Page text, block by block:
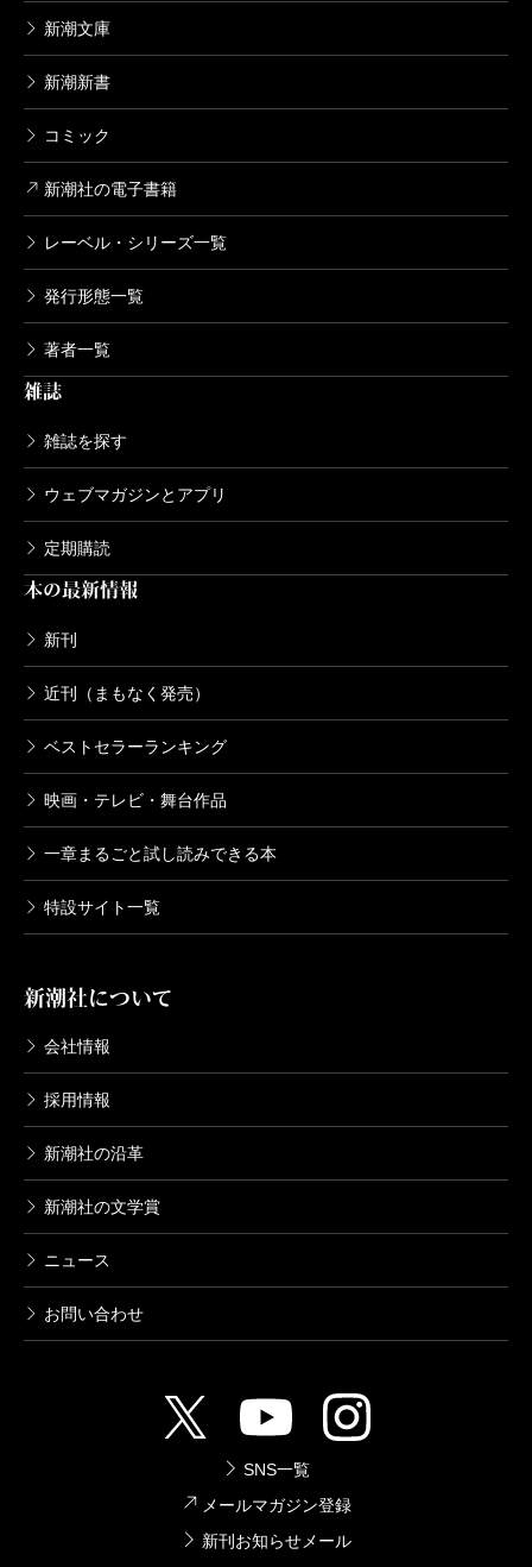
新潮文庫
新潮新書
コミック
新潮社の電子書籍
レーベル・シリーズ一覧
発行形態一覧
著者一覧
雑誌
雑誌を探す
ウェブマガジンとアプリ
定期購読
本の最新情報
新刊
近刊（まもなく発売）
ベストセラーランキング
映画・テレビ・舞台作品
一章まるごと試し読みできる本
特設サイト一覧
新潮社について
会社情報
採用情報
新潮社の沿革
新潮社の文学賞
ニュース
お問い合わせ
SNS一覧
メールマガジン登録
新刊お知らせメール